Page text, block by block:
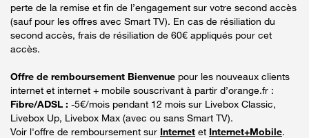
perte de la remise et fin de l’engagement sur votre second accès
(sauf pour les offres avec Smart TV). En cas de résiliation du
second accès, frais de résiliation de 60€ appliqués pour cet
accès.
Offre de remboursement Bienvenue pour les nouveaux clients
internet et internet + mobile souscrivant à partir d’orange.fr :
Fibre/ADSL : -5€/mois pendant 12 mois sur Livebox Classic,
Livebox Up, Livebox Max (avec ou sans Smart TV).
Voir l'offre de remboursement sur Internet et Internet+Mobile.